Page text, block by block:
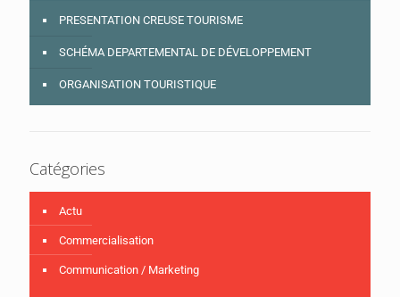
PRESENTATION CREUSE TOURISME
SCHÉMA DEPARTEMENTAL DE DÉVELOPPEMENT
ORGANISATION TOURISTIQUE
Catégories
Actu
Commercialisation
Communication / Marketing